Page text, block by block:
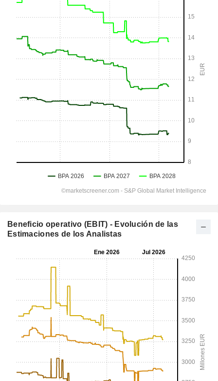
Beneficio operativo (EBIT) - Evolución de las
Estimaciones de los Analistas